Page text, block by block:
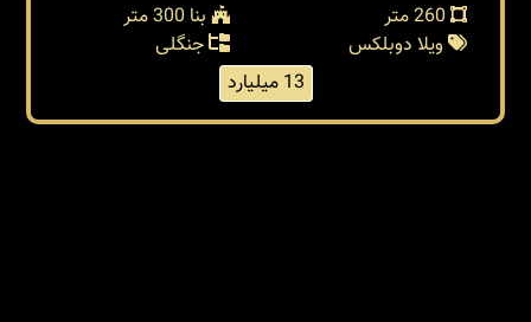
بنا 300 متر
ویلا دوبلکس
جنگلی
13 میلیارد